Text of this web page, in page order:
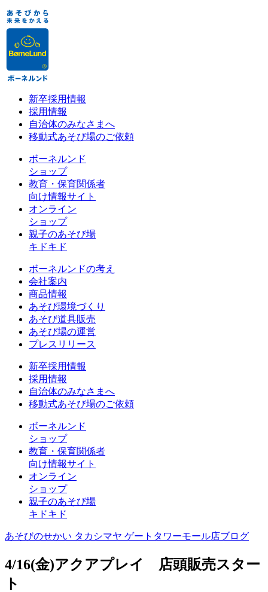
新卒採用情報
採用情報
自治体のみなさまへ
移動式あそび場のご依頼
ボーネルンド
ショップ
教育・保育関係者
向け情報サイト
オンライン
ショップ
親子のあそび場
キドキド
ボーネルンドの考え
会社案内
商品情報
あそび環境づくり
あそび道具販売
あそび場の運営
プレスリリース
新卒採用情報
採用情報
自治体のみなさまへ
移動式あそび場のご依頼
ボーネルンド
ショップ
教育・保育関係者
向け情報サイト
オンライン
ショップ
親子のあそび場
キドキド
あそびのせかい タカシマヤ ゲートタワーモール店ブログ
4/16(金)アクアプレイ 店頭販売スター
ト